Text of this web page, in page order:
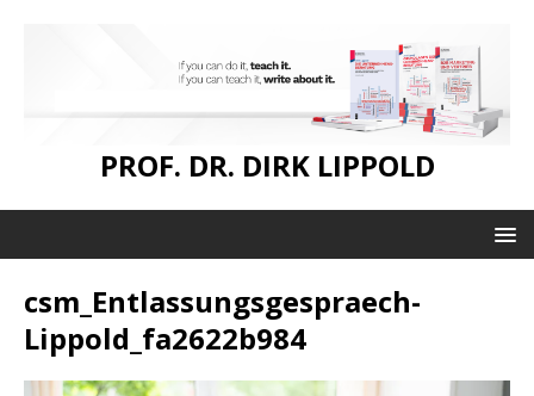
PROF. DR. DIRK LIPPOLD
csm_Entlassungsgespraech-
Lippold_fa2622b984